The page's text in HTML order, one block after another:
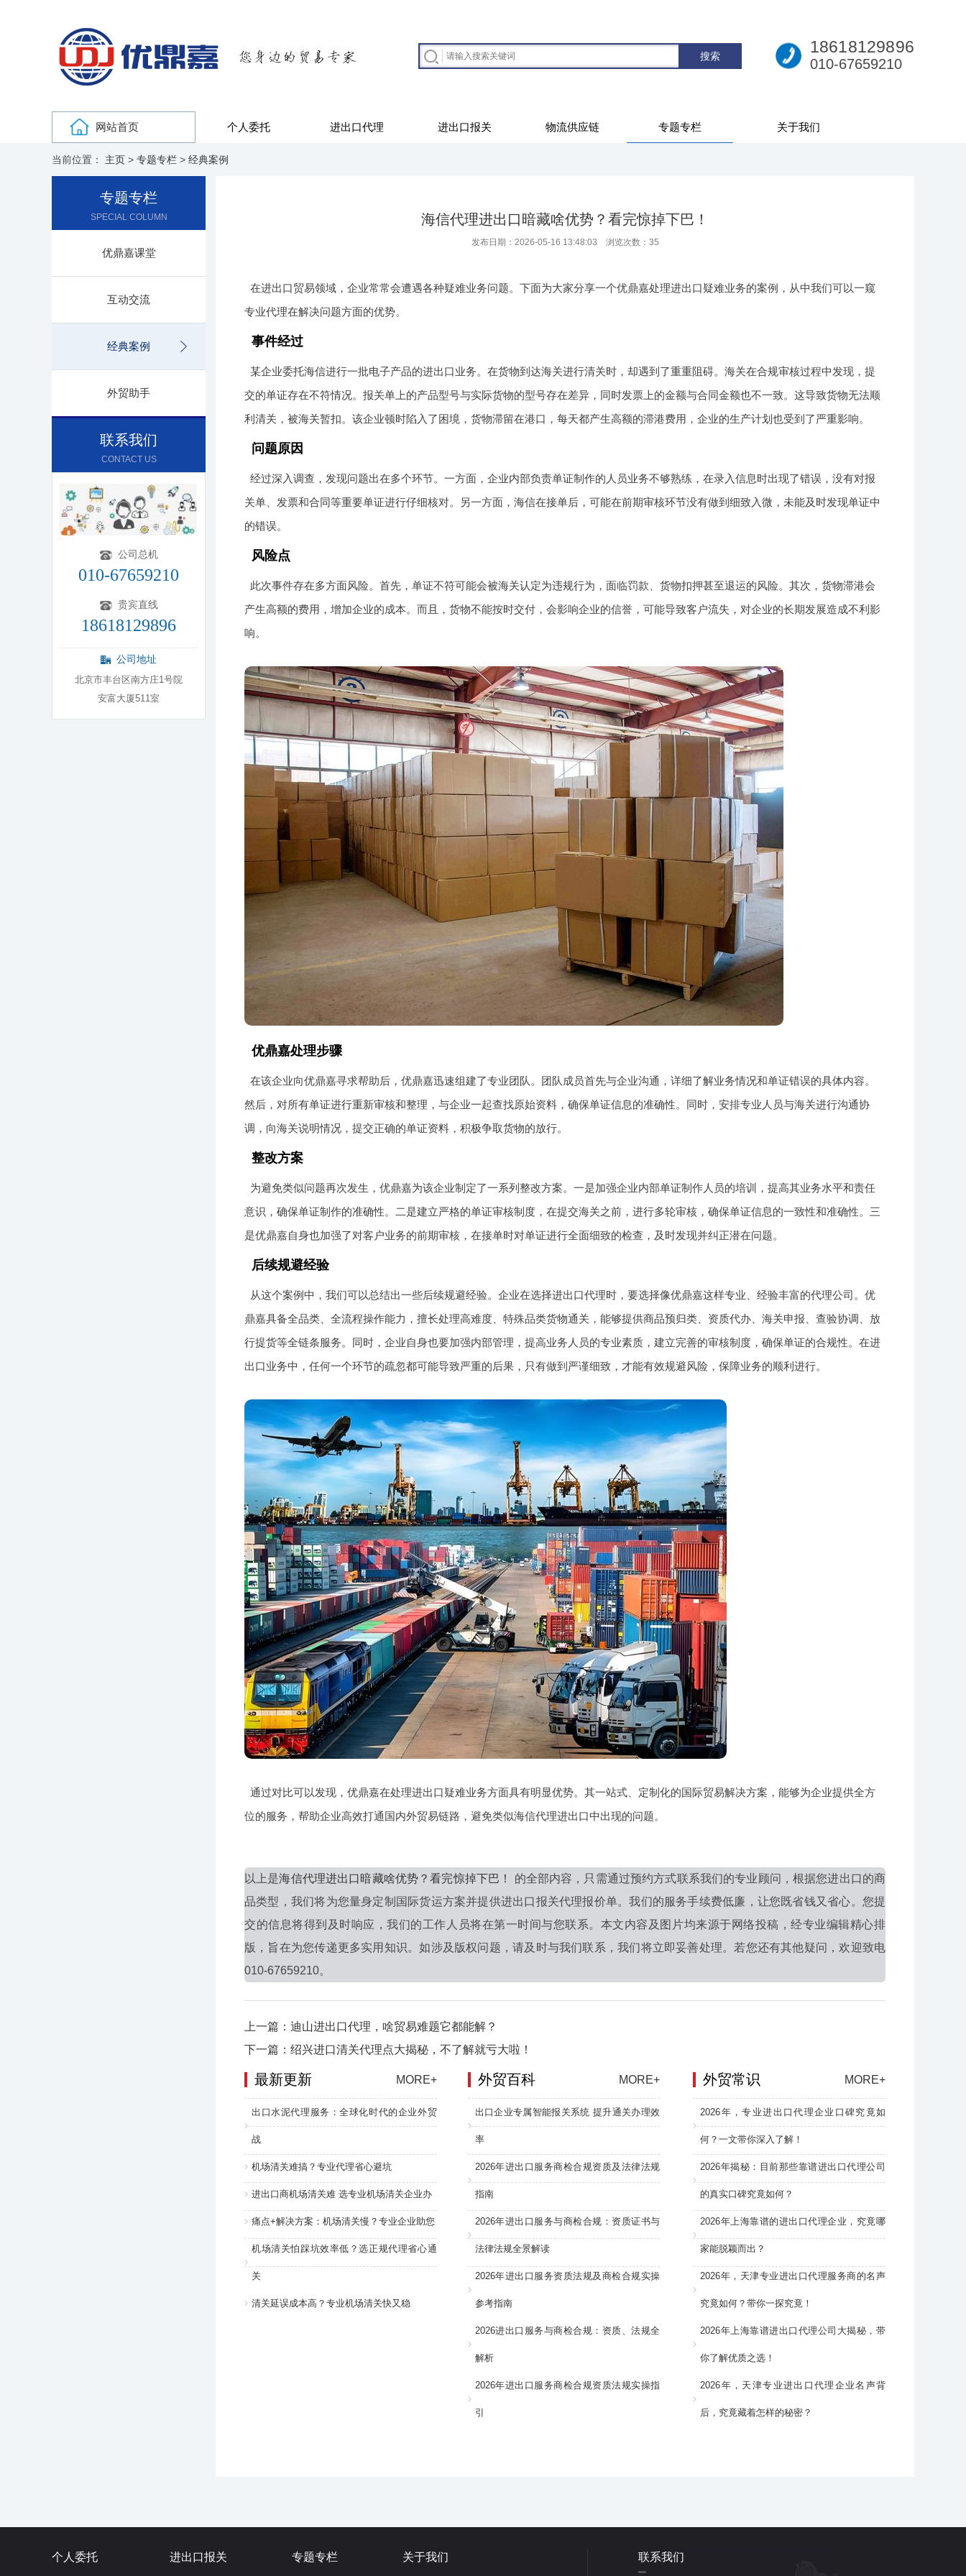
18618129896
010-67659210
网站首页 个人委托 进出口代理 进出口报关 物流供应链 专题专栏 关于我们
当前位置： 主页 > 专题专栏 > 经典案例
专题专栏
SPECIAL COLUMN
优鼎嘉课堂
互动交流
经典案例
外贸助手
联系我们
CONTACT US
公司总机
010-67659210
贵宾直线
18618129896
公司地址
北京市丰台区南方庄1号院
安富大厦511室
海信代理进出口暗藏啥优势？看完惊掉下巴！
发布日期：2026-05-16 13:48:03 浏览次数： 35
在进出口贸易领域，企业常常会遭遇各种疑难业务问题。下面为大家分享一个优鼎嘉处理进出口疑难业务的案例，从中我们可以一窥
专业代理在解决问题方面的优势。
事件经过
某企业委托海信进行一批电子产品的进出口业务。在货物到达海关进行清关时，却遇到了重重阻碍。海关在合规审核过程中发现，提
交的单证存在不符情况。报关单上的产品型号与实际货物的型号存在差异，同时发票上的金额与合同金额也不一致。这导致货物无法顺
利清关，被海关暂扣。该企业顿时陷入了困境，货物滞留在港口，每天都产生高额的滞港费用，企业的生产计划也受到了严重影响。
问题原因
经过深入调查，发现问题出在多个环节。一方面，企业内部负责单证制作的人员业务不够熟练，在录入信息时出现了错误，没有对报
关单、发票和合同等重要单证进行仔细核对。另一方面，海信在接单后，可能在前期审核环节没有做到细致入微，未能及时发现单证中
的错误。
风险点
此次事件存在多方面风险。首先，单证不符可能会被海关认定为违规行为，面临罚款、货物扣押甚至退运的风险。其次，货物滞港会
产生高额的费用，增加企业的成本。而且，货物不能按时交付，会影响企业的信誉，可能导致客户流失，对企业的长期发展造成不利影
响。
优鼎嘉处理步骤
在该企业向优鼎嘉寻求帮助后，优鼎嘉迅速组建了专业团队。团队成员首先与企业沟通，详细了解业务情况和单证错误的具体内容。
然后，对所有单证进行重新审核和整理，与企业一起查找原始资料，确保单证信息的准确性。同时，安排专业人员与海关进行沟通协
调，向海关说明情况，提交正确的单证资料，积极争取货物的放行。
整改方案
为避免类似问题再次发生，优鼎嘉为该企业制定了一系列整改方案。一是加强企业内部单证制作人员的培训，提高其业务水平和责任
意识，确保单证制作的准确性。二是建立严格的单证审核制度，在提交海关之前，进行多轮审核，确保单证信息的一致性和准确性。三
是优鼎嘉自身也加强了对客户业务的前期审核，在接单时对单证进行全面细致的检查，及时发现并纠正潜在问题。
后续规避经验
从这个案例中，我们可以总结出一些后续规避经验。企业在选择进出口代理时，要选择像优鼎嘉这样专业、经验丰富的代理公司。优
鼎嘉具备全品类、全流程操作能力，擅长处理高难度、特殊品类货物通关，能够提供商品预归类、资质代办、海关申报、查验协调、放
行提货等全链条服务。同时，企业自身也要加强内部管理，提高业务人员的专业素质，建立完善的审核制度，确保单证的合规性。在进
出口业务中，任何一个环节的疏忽都可能导致严重的后果，只有做到严谨细致，才能有效规避风险，保障业务的顺利进行。
通过对比可以发现，优鼎嘉在处理进出口疑难业务方面具有明显优势。其一站式、定制化的国际贸易解决方案，能够为企业提供全方
位的服务，帮助企业高效打通国内外贸易链路，避免类似海信代理进出口中出现的问题。
以上是海信代理进出口暗藏啥优势？看完惊掉下巴！ 的全部内容，只需通过预约方式联系我们的专业顾问，根据您进出口的商
品类型，我们将为您量身定制国际货运方案并提供进出口报关代理报价单。我们的服务手续费低廉，让您既省钱又省心。您提
交的信息将得到及时响应，我们的工作人员将在第一时间与您联系。本文内容及图片均来源于网络投稿，经专业编辑精心排
版，旨在为您传递更多实用知识。如涉及版权问题，请及时与我们联系，我们将立即妥善处理。若您还有其他疑问，欢迎致电
010-67659210。
上一篇：迪山进出口代理，啥贸易难题它都能解？
下一篇：绍兴进口清关代理点大揭秘，不了解就亏大啦！
最新更新 MORE+
出口水泥代理服务：全球化时代的企业外贸
战
机场清关难搞？专业代理省心避坑
进出口商机场清关难 选专业机场清关企业办
痛点+解决方案：机场清关慢？专业企业助您
机场清关怕踩坑效率低？选正规代理省心通
关
清关延误成本高？专业机场清关快又稳
外贸常识 MORE+
2026年，专业进出口代理企业口碑究竟如
何？一文带你深入了解！
2026年揭秘：目前那些靠谱进出口代理公司
的真实口碑究竟如何？
2026年上海靠谱的进出口代理企业，究竟哪
家能脱颖而出？
2026年，天津专业进出口代理服务商的名声
究竟如何？带你一探究竟！
2026年上海靠谱进出口代理公司大揭秘，带
你了解优质之选！
2026年，天津专业进出口代理企业名声背
后，究竟藏着怎样的秘密？
外贸百科 MORE+
出口企业专属智能报关系统 提升通关办理效
率
2026年进出口服务商检合规资质及法律法规
指南
2026年进出口服务与商检合规：资质证书与
法律法规全景解读
2026年进出口服务资质法规及商检合规实操
参考指南
2026进出口服务与商检合规：资质、法规全
解析
2026年进出口服务商检合规资质法规实操指
引
个人委托 进出口报关 专题专栏 关于我们 联系我们